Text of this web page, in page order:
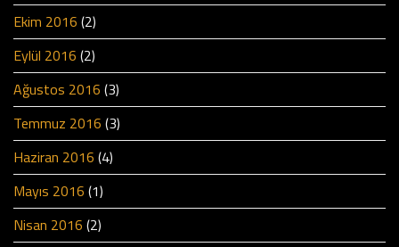
Ekim 2016 (2)
Eylül 2016 (2)
Ağustos 2016 (3)
Temmuz 2016 (3)
Haziran 2016 (4)
Mayıs 2016 (1)
Nisan 2016 (2)